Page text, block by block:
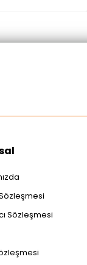
Sözleşmesi